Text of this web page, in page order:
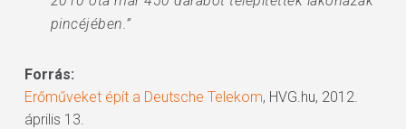
pincéjében.”
Forrás:
Erőműveket épít a Deutsche Telekom, HVG.hu, 2012.
április 13.